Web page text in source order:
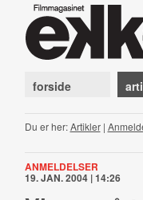
forside
Du er her:Artikler|
ANMELDELSER
19. JAN. 2004 | 14:26